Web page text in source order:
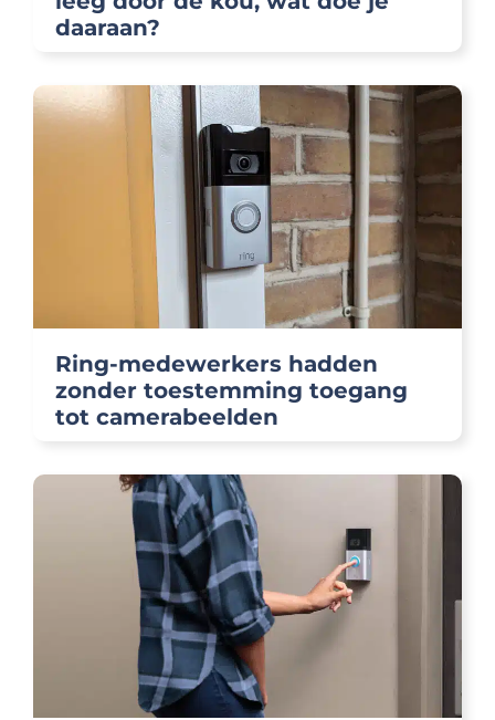
daaraan?
Ring-medewerkers hadden
zonder toestemming toegang
tot camerabeelden